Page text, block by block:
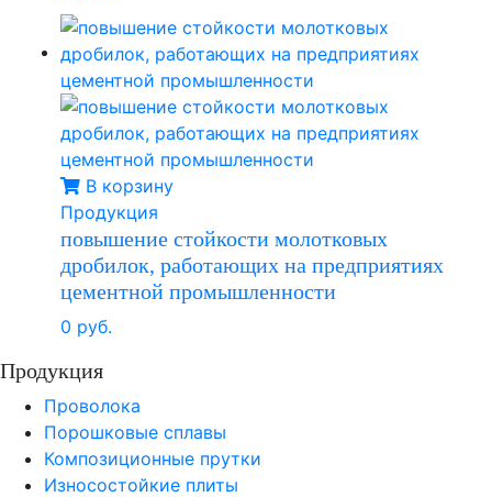
В корзину
Продукция
повышение стойкости молотковых
дробилок, работающих на предприятиях
цементной промышленности
0 руб.
Продукция
Проволока
Порошковые сплавы
Композиционные прутки
Износостойкие плиты